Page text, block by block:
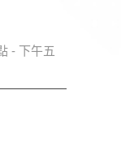
- 下午五